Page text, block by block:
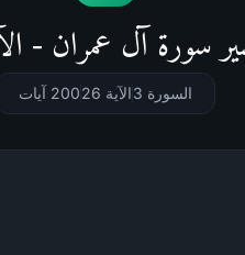
سورة آل عمران -
السورة 3 الآية 26 200 آيات